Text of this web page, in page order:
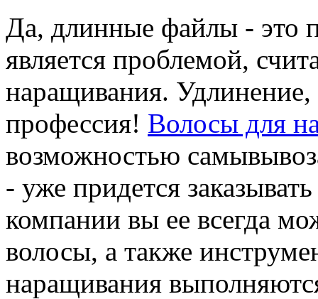
Да, длинные файлы - это
является проблемой,
наращивания.
профессия! Волосы для
возможностью
- уже придется
компании вы ее всегда
волосы, а также
наращивания